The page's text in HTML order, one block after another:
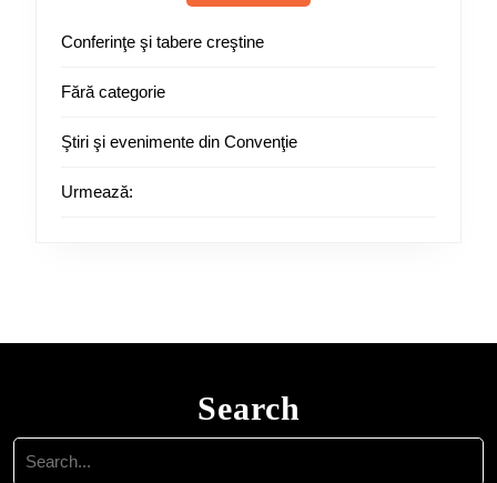
Conferinţe şi tabere creştine
Fără categorie
Ştiri şi evenimente din Convenţie
Urmează:
Search
Search
for: